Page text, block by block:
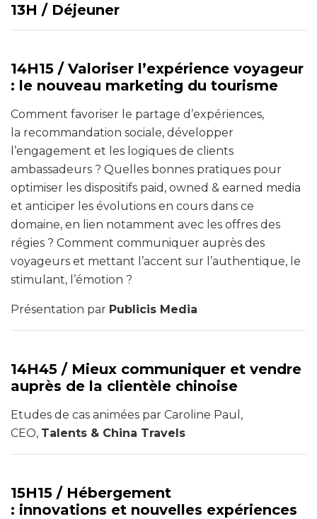
13H /Déjeuner
14H15 /Valoriser l’expérience voyageur
: le nouveau marketing du tourisme
Comment favoriser le partage d’expériences,
la recommandation sociale, développer
l’engagement et les logiques de clients
ambassadeurs ? Quelles bonnes pratiques pour
optimiser les dispositifs paid, owned & earned media
et anticiper les évolutions en cours dans ce
domaine, en lien notamment avec les offres des
régies ? Comment communiquer auprès des
voyageurs et mettant l’accent sur l’authentique, le
stimulant, l’émotion ?
Présentation par Publicis Media
14H45 /Mieux communiquer et vendre
auprès de la clientèle chinoise
Etudes de cas animées par Caroline Paul,
CEO, Talents & China Travels
15H15 /Hébergement
: innovations et nouvelles expériences